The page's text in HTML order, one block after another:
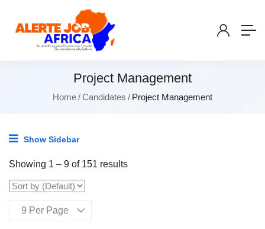
Project Management
Home Candidates Project Management
Show Sidebar
Showing 1 – 9 of 151 results